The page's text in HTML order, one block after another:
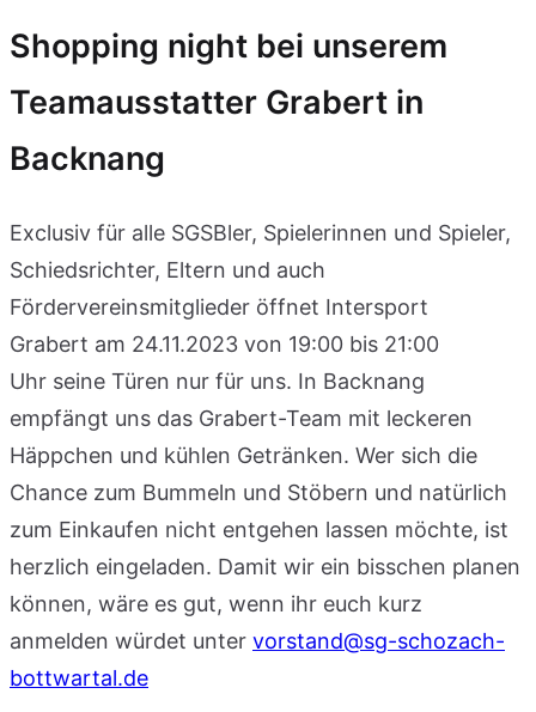
Shopping night bei unserem
Teamausstatter Grabert in
Backnang
Exclusiv für alle SGSBler, Spielerinnen und Spieler,
Schiedsrichter, Eltern und auch
Fördervereinsmitglieder öffnet Intersport
Grabert am 24.11.2023 von 19:00 bis 21:00
Uhr seine Türen nur für uns. In Backnang
empfängt uns das Grabert-Team mit leckeren
Häppchen und kühlen Getränken. Wer sich die
Chance zum Bummeln und Stöbern und natürlich
zum Einkaufen nicht entgehen lassen möchte, ist
herzlich eingeladen. Damit wir ein bisschen planen
können, wäre es gut, wenn ihr euch kurz
anmelden würdet unter vorstand@sg-schozach-
bottwartal.de